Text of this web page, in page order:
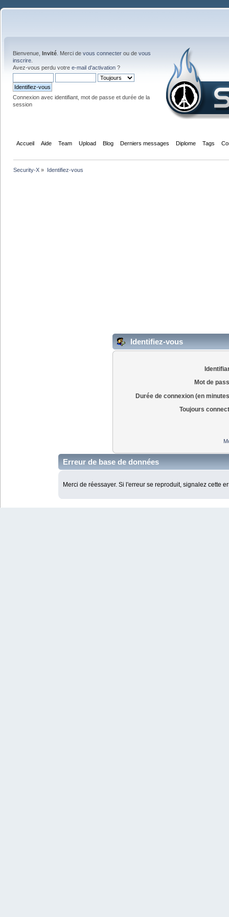
Bienvenue, Invité . Merci de vous connecter ou de vous
inscrire
Avez-vous perdu votre e-mail d'activation ?
Connexion avec identifiant, mot de passe et durée de la
session
Accueil Aide Team Upload Blog Derniers messages Diplome Tags
Security-X » Identifiez-vous
Identifiez-vous
Mot de
Durée de connexion (en
Toujours
Erreur de base de données
Merci de réessayer. Si l'erreur se reproduit, signalez cette